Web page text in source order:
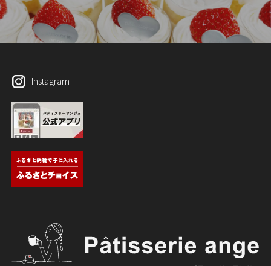
Instagram